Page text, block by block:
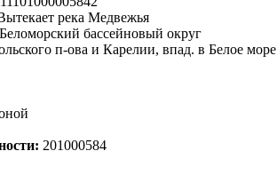
река Медвежья
бассейновый округ
п-ова и Карелии, впад. в Белое море
201000584